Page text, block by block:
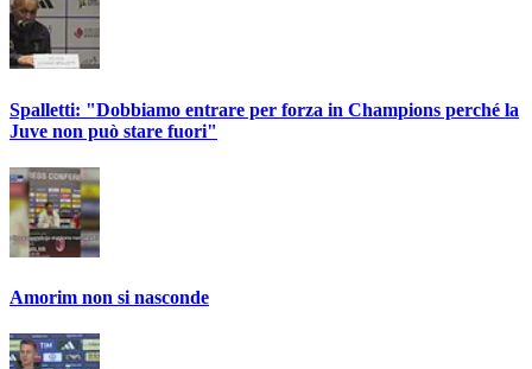
Spalletti: "Dobbiamo entrare per forza in Champions perché la
Juve non può stare fuori"
Amorim non si nasconde